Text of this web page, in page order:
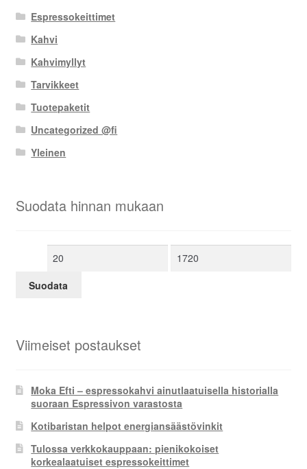
Espressokeittimet
Kahvi
Kahvimyllyt
Tarvikkeet
Tuotepaketit
Uncategorized @fi
Yleinen
Suodata hinnan mukaan
Minimihinta Maksimihinta
Suodata
Viimeiset postaukset
Moka Efti – espressokahvi ainutlaatuisella historialla
suoraan Espressivon varastosta
Kotibaristan helpot energiansäästövinkit
Tulossa verkkokauppaan: pienikokoiset
korkealaatuiset espressokeittimet